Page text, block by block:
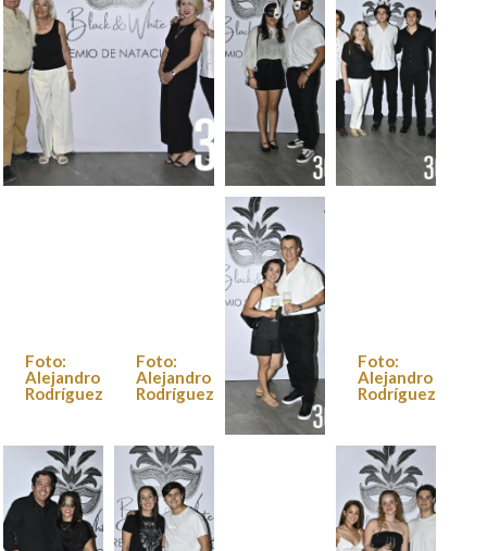
Foto:
Alejandro
Rodríguez
Foto:
Alejandro
Rodríguez
Foto:
Alejandro
Rodríguez
Foto:
Alejandro
Rodríguez